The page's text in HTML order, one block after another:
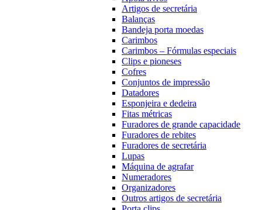
Artigos de secretária
Balanças
Bandeja porta moedas
Carimbos
Carimbos – Fórmulas especiais
Clips e pioneses
Cofres
Conjuntos de impressão
Datadores
Esponjeira e dedeira
Fitas métricas
Furadores de grande capacidade
Furadores de rebites
Furadores de secretária
Lupas
Máquina de agrafar
Numeradores
Organizadores
Outros artigos de secretária